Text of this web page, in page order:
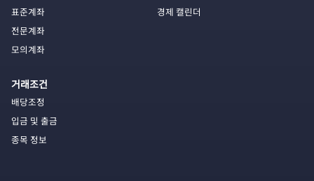
표준계좌
전문계좌
모의계좌
거래조건
배당조정
입금 및 출금
종목 정보
경제 캘린더